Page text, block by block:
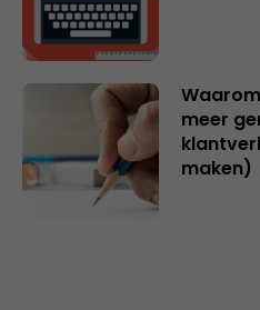
meer
maken)